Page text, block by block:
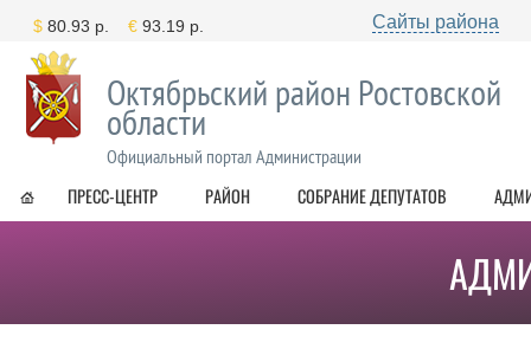
Сайты района
Октябрьский район Ростовской
области
Официальный портал Администрации
ПРЕСС-ЦЕНТР РАЙОН СОБРАНИЕ ДЕПУТАТОВ